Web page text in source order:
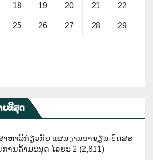
18 19 20 21 22
25 26 27 28 29
ຍທີີສຸດ
າຫາລືກ່ຽວກັບ ແຜນງານອາຊຽນ-ອົດສະ
ການຄ້າມະນຸດ ໄລຍະ 2 (2,811)